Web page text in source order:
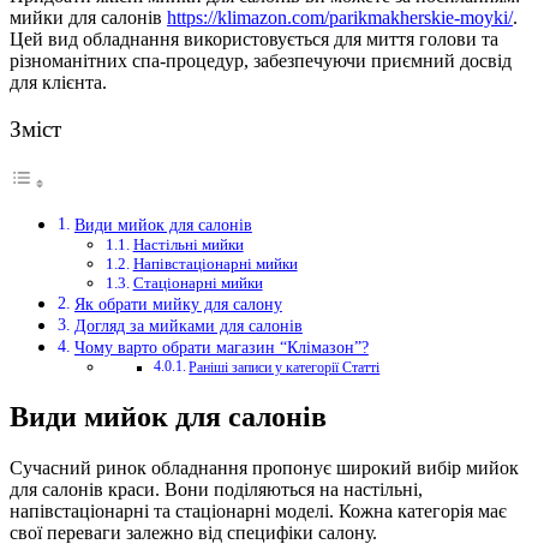
мийки для салонів https://klimazon.com/parikmakherskie-moyki/.
Цей вид обладнання використовується для миття голови та
різноманітних спа-процедур, забезпечуючи приємний досвід
для клієнта.
Зміст
Види мийок для салонів
Настільні мийки
Напівстаціонарні мийки
Стаціонарні мийки
Як обрати мийку для салону
Догляд за мийками для салонів
Чому варто обрати магазин “Клімазон”?
Раніші записи у категорії Статті
Види мийок для салонів
Сучасний ринок обладнання пропонує широкий вибір мийок
для салонів краси. Вони поділяються на настільні,
напівстаціонарні та стаціонарні моделі. Кожна категорія має
свої переваги залежно від специфіки салону.